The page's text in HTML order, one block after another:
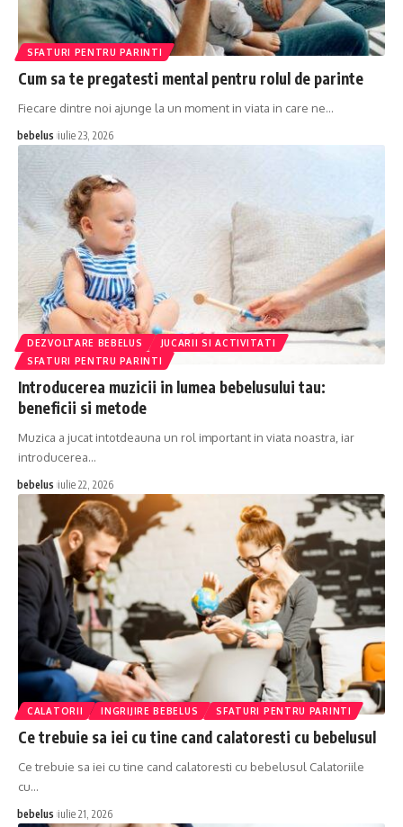
SFATURI PENTRU PARINTI
Cum sa te pregatesti mental pentru rolul de parinte
Fiecare dintre noi ajunge la un moment in viata in care ne…
bebelus iulie 23, 2026
DEZVOLTARE BEBELUS
JUCARII SI ACTIVITATI
SFATURI PENTRU PARINTI
Introducerea muzicii in lumea bebelusului tau:
beneficii si metode
Muzica a jucat intotdeauna un rol important in viata noastra, iar
introducerea…
bebelus iulie 22, 2026
CALATORII INGRIJIRE BEBELUS SFATURI PENTRU PARINTI
Ce trebuie sa iei cu tine cand calatoresti cu bebelusul
Ce trebuie sa iei cu tine cand calatoresti cu bebelusul Calatoriile
cu…
bebelus iulie 21, 2026